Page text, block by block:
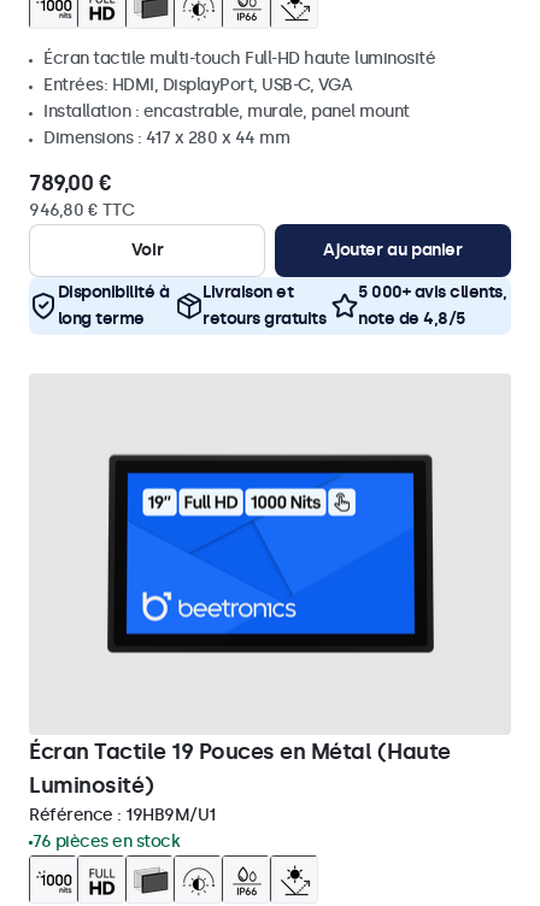
Écran tactile multi-touch Full-HD haute luminosité
Entrées: HDMI, DisplayPort, USB-C, VGA
Installation : encastrable, murale, panel mount
Dimensions : 417 x 280 x 44 mm
789,00 €
946,80 € TTC
Voir
Ajouter au panier
Disponibilité à
long terme
Livraison et
retours gratuits
5 000+ avis clients,
note de 4,8/5
Écran Tactile 19 Pouces en Métal (Haute
Luminosité)
Référence : 19HB9M/U1
76 pièces en stock